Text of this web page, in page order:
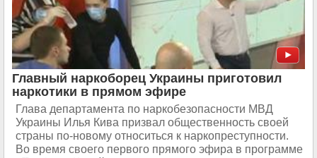
Главный наркоборец Украины приготовил
наркотики в прямом эфире
Глава департамента по наркобезопасности МВД
Украины Илья Кива призвал общественность своей
страны по-новому относиться к наркопреступности.
Во время своего первого прямого эфира в программе